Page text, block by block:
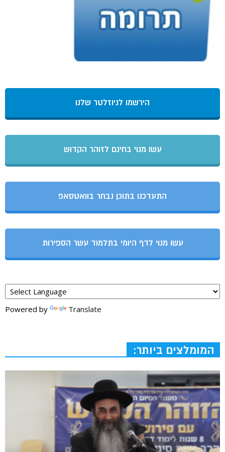
הירשמו לניוזלטר שלנו
עשו מנוי בחינם לזוהר הקדוש
התעדכנו בתוכן נבחר בוואטסאפ
עשו מנוי לדף היומי בתלמוד עשר הספירות
Powered by Translate
המומלצים ביותר: